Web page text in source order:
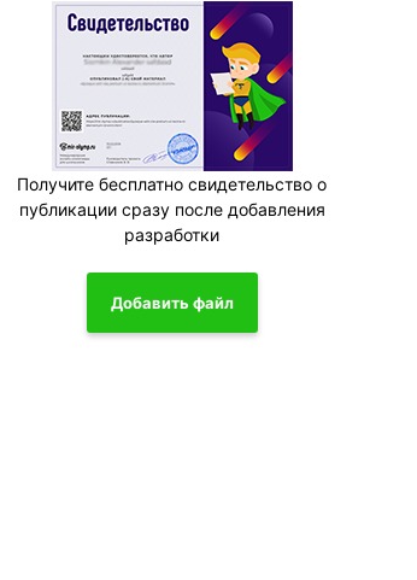
Получите бесплатно свидетельство о
публикации сразу после добавления
разработки
Добавить файл